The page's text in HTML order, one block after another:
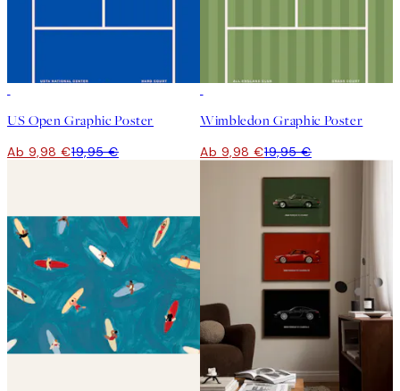
US Open Graphic Poster
Ab 9,98 €19,95 €
Wimbledon Graphic Poster
Ab 9,98 €19,95 €